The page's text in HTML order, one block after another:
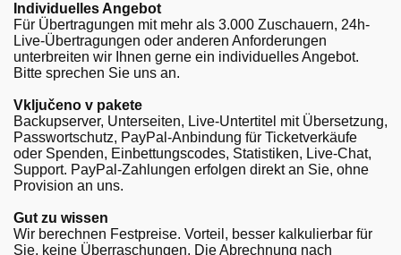
Individuelles Angebot
Für Übertragungen mit mehr als 3.000 Zuschauern, 24h-
Live-Übertragungen oder anderen Anforderungen
unterbreiten wir Ihnen gerne ein individuelles Angebot.
Bitte sprechen Sie uns an.
Vključeno v pakete
Backupserver, Unterseiten, Live-Untertitel mit Übersetzung,
Passwortschutz, PayPal-Anbindung für Ticketverkäufe
oder Spenden, Einbettungscodes, Statistiken, Live-Chat,
Support. PayPal-Zahlungen erfolgen direkt an Sie, ohne
Provision an uns.
Gut zu wissen
Wir berechnen Festpreise. Vorteil, besser kalkulierbar für
Sie, keine Überraschungen. Die Abrechnung nach